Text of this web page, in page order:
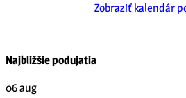
Zobraziť kalendár
Najbližšie podujatia
06aug